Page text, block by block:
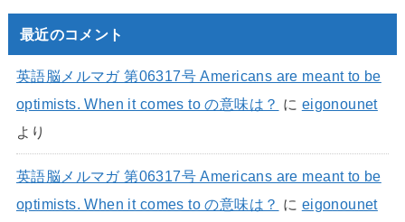
最近のコメント
英語脳メルマガ 第06317号 Americans are meant to be
optimists. When it comes to の意味は？ に eigonounet
より
英語脳メルマガ 第06317号 Americans are meant to be
optimists. When it comes to の意味は？ に eigonounet